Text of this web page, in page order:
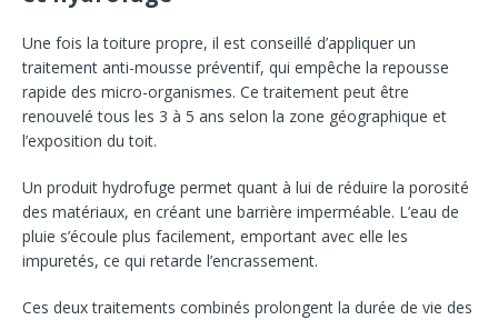
Une fois la toiture propre, il est conseillé d’appliquer un
traitement anti-mousse préventif, qui empêche la repousse
rapide des micro-organismes. Ce traitement peut être
renouvelé tous les 3 à 5 ans selon la zone géographique et
l’exposition du toit.
Un produit hydrofuge permet quant à lui de réduire la porosité
des matériaux, en créant une barrière imperméable. L’eau de
pluie s’écoule plus facilement, emportant avec elle les
impuretés, ce qui retarde l’encrassement.
Ces deux traitements combinés prolongent la durée de vie des